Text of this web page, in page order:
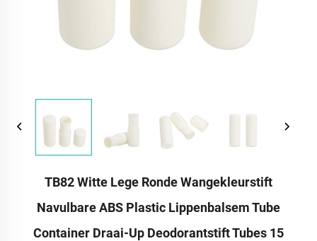
TB82 Witte Lege Ronde Wangekleurstift
Navulbare ABS Plastic Lippenbalsem Tube
Container Draai-Up Deodorantstift Tubes 15